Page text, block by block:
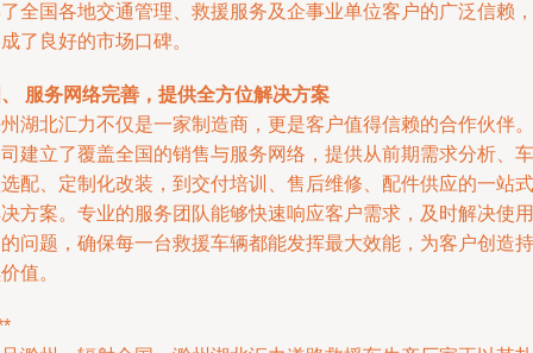
全国各地交通管理、救援服务及企事业单位客户的广泛信赖，
了良好的市场口碑。
服务网络完善，提供全方位解决方案
湖北汇力不仅是一家制造商，更是客户值得信赖的合作伙伴。
建立了覆盖全国的销售与服务网络，提供从前期需求分析、车
配、定制化改装，到交付培训、售后维修、配件供应的一站式
方案。专业的服务团队能够快速响应客户需求，及时解决使用
问题，确保每一台救援车辆都能发挥最大效能，为客户创造持
值。